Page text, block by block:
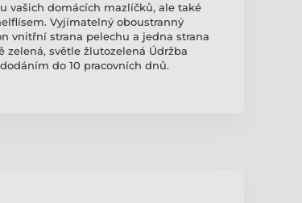
vašich domácích mazlíčků, ale také
Vyjímatelný oboustranný
vnitřní strana pelechu a jedna strana
zelená, světle žlutozelená Údržba
do 10 pracovních dnů.